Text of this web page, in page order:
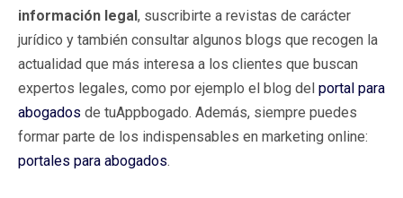
información legal, suscribirte a revistas de carácter
jurídico y también consultar algunos blogs que recogen la
actualidad que más interesa a los clientes que buscan
expertos legales, como por ejemplo el blog del portal para
abogados de tuAppbogado. Además, siempre puedes
formar parte de los indispensables en marketing online:
portales para abogados.